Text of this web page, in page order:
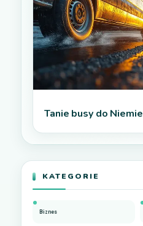
Tanie busy do
KATEGORIE
Biznes